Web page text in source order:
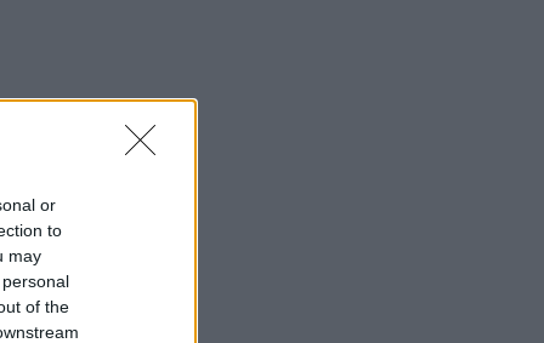
or
to
may
of the